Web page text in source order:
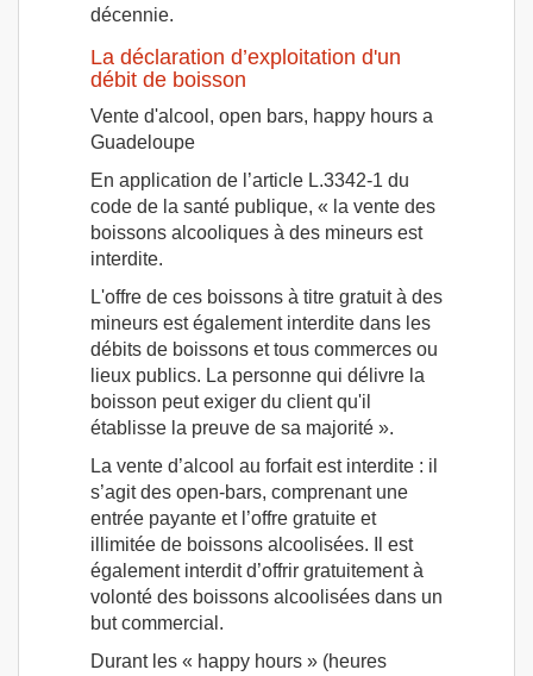
décennie.
La déclaration d’exploitation d'un
débit de boisson
Vente d'alcool, open bars, happy hours a
Guadeloupe
En application de l’article L.3342-1 du
code de la santé publique, « la vente des
boissons alcooliques à des mineurs est
interdite.
L'offre de ces boissons à titre gratuit à des
mineurs est également interdite dans les
débits de boissons et tous commerces ou
lieux publics. La personne qui délivre la
boisson peut exiger du client qu'il
établisse la preuve de sa majorité ».
La vente d’alcool au forfait est interdite : il
s’agit des open-bars, comprenant une
entrée payante et l’offre gratuite et
illimitée de boissons alcoolisées. Il est
également interdit d’offrir gratuitement à
volonté des boissons alcoolisées dans un
but commercial.
Durant les « happy hours » (heures